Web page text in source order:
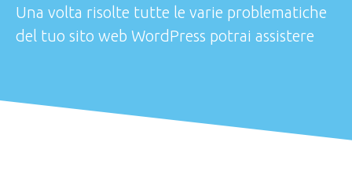
Una volta risolte tutte le varie problematiche
del tuo sito web WordPress potrai assistere